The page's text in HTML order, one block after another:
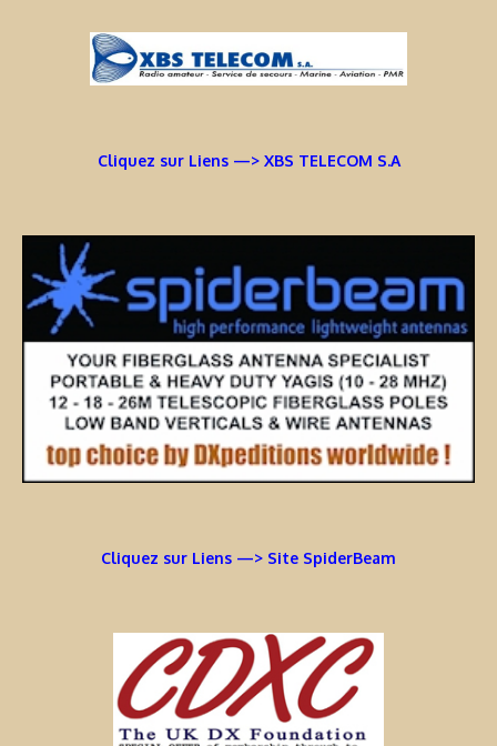
Cliquez sur Liens —> XBS TELECOM S.A
Cliquez sur Liens —> Site SpiderBeam